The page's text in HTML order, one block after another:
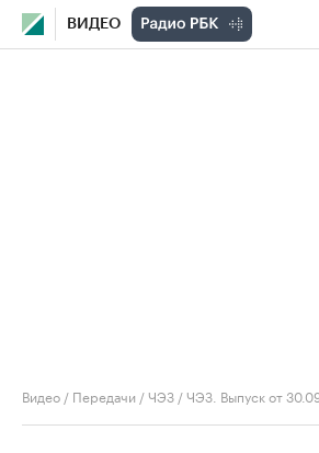
ВИДЕО
Видео / Передачи /ЧЭЗ /ЧЭЗ. Выпуск от